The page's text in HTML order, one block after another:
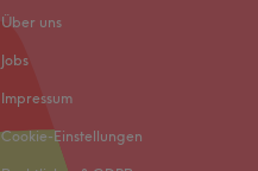
Über uns
Jobs
Impressum
Cookie-Einstellungen